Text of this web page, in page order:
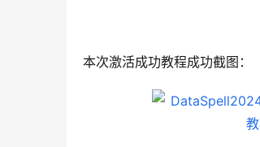
本次激活成功教程成功截图：